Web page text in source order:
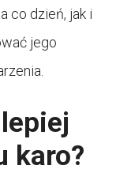
co dzień, jak i
jego
karo?